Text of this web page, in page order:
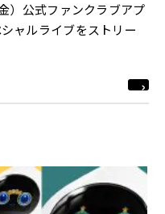
）公式ファンクラブアプ
ャルライブをストリー